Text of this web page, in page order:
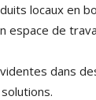
locaux en
espace de
dans